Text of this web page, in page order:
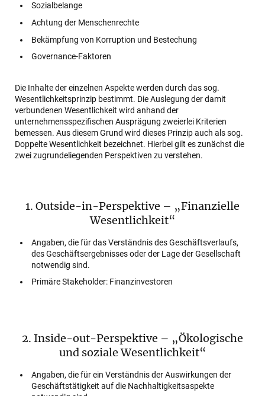
Sozialbelange
Achtung der Menschenrechte
Bekämpfung von Korruption und Bestechung
Governance-Faktoren
Die Inhalte der einzelnen Aspekte werden durch das sog.
Wesentlichkeitsprinzip bestimmt. Die Auslegung der damit
verbundenen Wesentlichkeit wird anhand der
unternehmensspezifischen Ausprägung zweierlei Kriterien
bemessen. Aus diesem Grund wird dieses Prinzip auch als sog.
Doppelte Wesentlichkeit bezeichnet. Hierbei gilt es zunächst die
zwei zugrundeliegenden Perspektiven zu verstehen.
1. Outside-in-Perspektive – „Finanzielle
Wesentlichkeit“
Angaben, die für das Verständnis des Geschäftsverlaufs,
des Geschäftsergebnisses oder der Lage der Gesellschaft
notwendig sind.
Primäre Stakeholder: Finanzinvestoren
2. Inside-out-Perspektive – „Ökologische
und soziale Wesentlichkeit“
Angaben, die für ein Verständnis der Auswirkungen der
Geschäftstätigkeit auf die Nachhaltigkeitsaspekte